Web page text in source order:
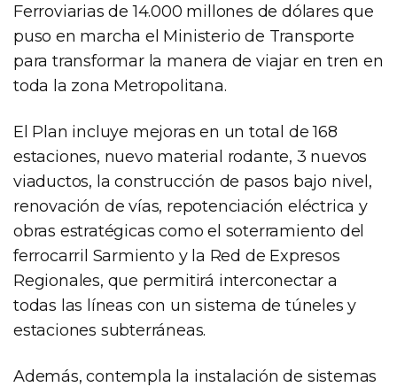
Ferroviarias de 14.000 millones de dólares que
puso en marcha el Ministerio de Transporte
para transformar la manera de viajar en tren en
toda la zona Metropolitana.
El Plan incluye mejoras en un total de 168
estaciones, nuevo material rodante, 3 nuevos
viaductos, la construcción de pasos bajo nivel,
renovación de vías, repotenciación eléctrica y
obras estratégicas como el soterramiento del
ferrocarril Sarmiento y la Red de Expresos
Regionales, que permitirá interconectar a
todas las líneas con un sistema de túneles y
estaciones subterráneas.
Además, contempla la instalación de sistemas